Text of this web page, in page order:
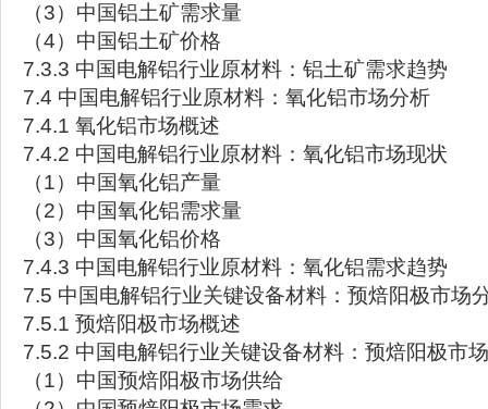
（3）中国铝土矿需求量
（4）中国铝土矿价格
7.3.3 中国电解铝行业原材料：铝土矿需求趋势
7.4 中国电解铝行业原材料：氧化铝市场分析
7.4.1 氧化铝市场概述
7.4.2 中国电解铝行业原材料：氧化铝市场现状
（1）中国氧化铝产量
（2）中国氧化铝需求量
（3）中国氧化铝价格
7.4.3 中国电解铝行业原材料：氧化铝需求趋势
7.5 中国电解铝行业关键设备材料：预焙阳极市场
7.5.1 预焙阳极市场概述
7.5.2 中国电解铝行业关键设备材料：预焙阳极市
（1）中国预焙阳极市场供给